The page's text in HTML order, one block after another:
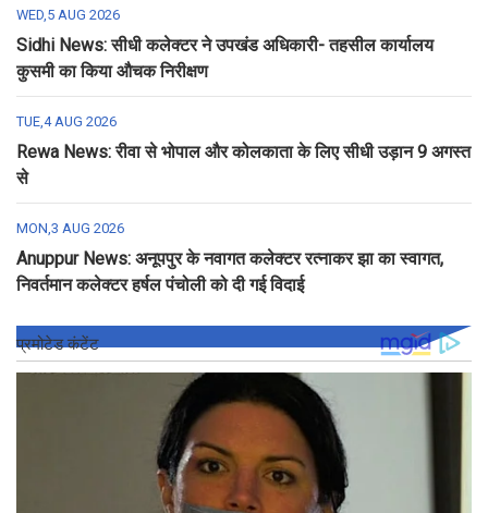
WED,5 AUG 2026
Sidhi News: सीधी कलेक्टर ने उपखंड अधिकारी- तहसील कार्यालय
कुसमी का किया औचक निरीक्षण
TUE,4 AUG 2026
Rewa News: रीवा से भोपाल और कोलकाता के लिए सीधी उड़ान 9 अगस्त
से
MON,3 AUG 2026
Anuppur News: अनूपपुर के नवागत कलेक्टर रत्नाकर झा का स्वागत,
निवर्तमान कलेक्टर हर्षल पंचोली को दी गई विदाई